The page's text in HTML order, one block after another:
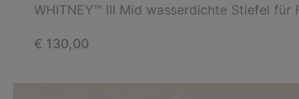
WHITNEY™ III Mid wasserdichte Stiefel für
Regular price:
€ 130,00